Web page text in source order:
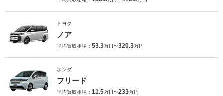
トヨタ
ノア
平均買取相場： 53.3万円〜320.3万円
ホンダ
フリード
平均買取相場： 11.5万円〜233万円